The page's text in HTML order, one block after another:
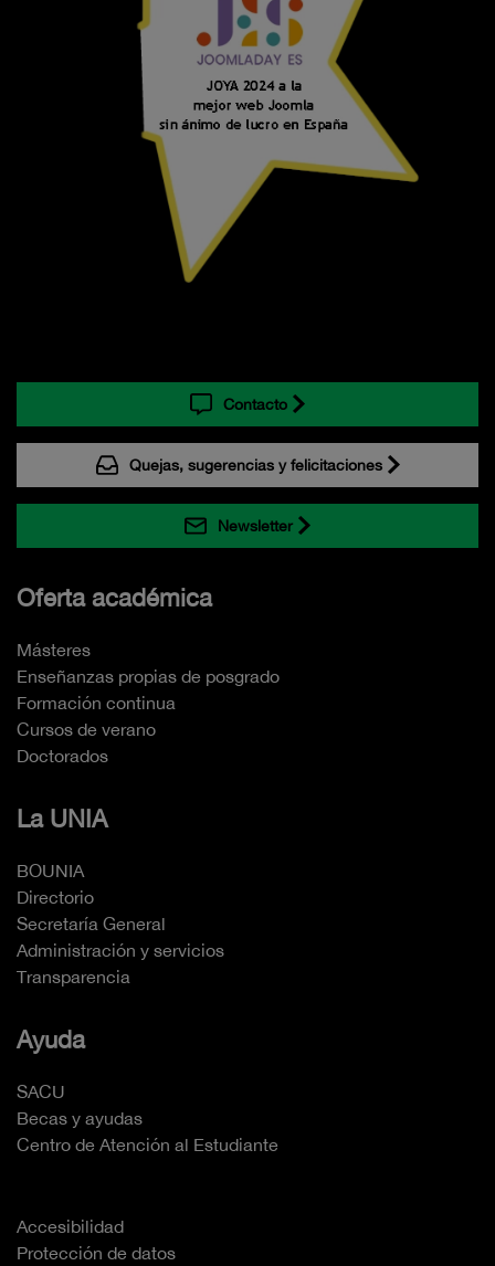
Contacto
Quejas, sugerencias y felicitaciones
Newsletter
Oferta académica
Másteres
Enseñanzas propias de posgrado
Formación continua
Cursos de verano
Doctorados
La UNIA
BOUNIA
Directorio
Secretaría General
Administración y servicios
Transparencia
Ayuda
SACU
Becas y ayudas
Centro de Atención al Estudiante
Accesibilidad
Protección de datos